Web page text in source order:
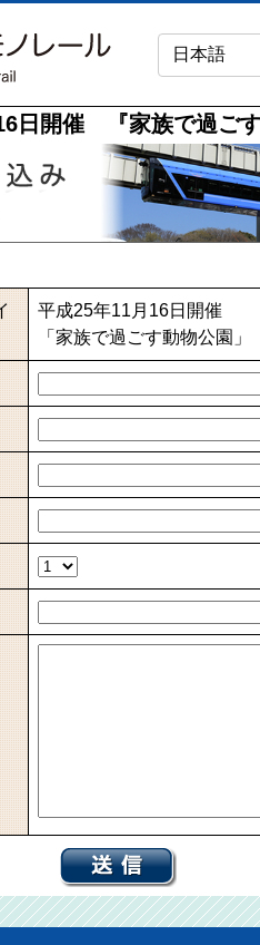
日開催 『家族で過ご
平成25年11月16日開催
「家族で過ごす動物公園」